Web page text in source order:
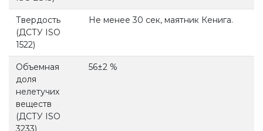
Твердость
(ДСТУ ISO
1522)
Не менее 30 сек, маятник Кенига.
Объемная
доля
нелетучих
веществ
(ДСТУ ISO
3233)
56±2 %